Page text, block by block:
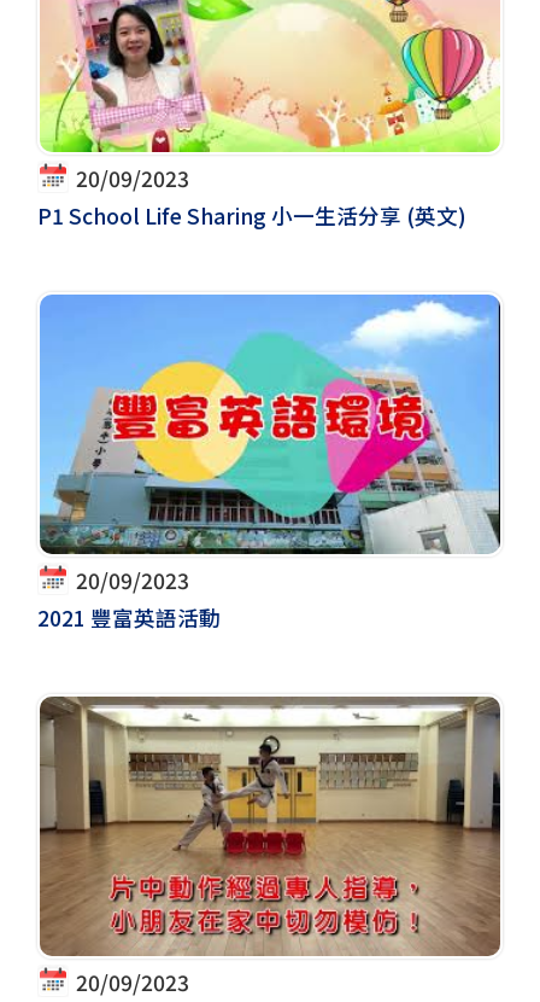
20/09/2023
P1 School Life Sharing 小一生活分享 (英文)
20/09/2023
2021 豐富英語活動
20/09/2023